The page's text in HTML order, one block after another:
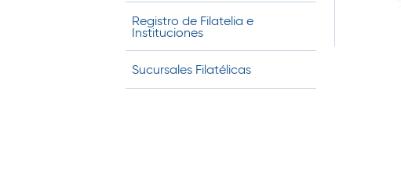
Registro de Filatelia e
Instituciones
Sucursales Filatélicas